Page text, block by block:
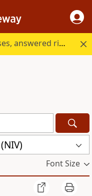
Every question Bible study raises, answered right here.
Font Size